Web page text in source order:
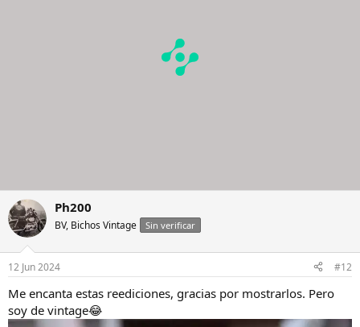
Ph200
BV, Bichos Vintage Sin verificar
12 Jun 2024 #12
Me encanta estas reediciones, gracias por mostrarlos. Pero
soy de vintage😂